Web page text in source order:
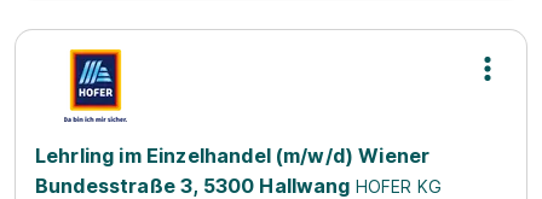
Lehrling im Einzelhandel (m/w/d) Wiener
Bundesstraße 3, 5300 Hallwang HOFER KG